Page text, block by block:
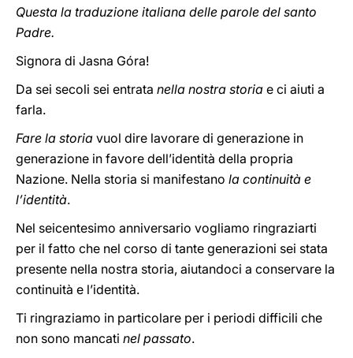
Questa la traduzione italiana delle parole del santo
Padre.
Signora di Jasna Góra!
Da sei secoli sei entrata nella nostra storia e ci aiuti a
farla.
Fare la storia vuol dire lavorare di generazione in
generazione in favore dell’identità della propria
Nazione. Nella storia si manifestano la continuità e
l’identità.
Nel seicentesimo anniversario vogliamo ringraziarti
per il fatto che nel corso di tante generazioni sei stata
presente nella nostra storia, aiutandoci a conservare la
continuità e l’identità.
Ti ringraziamo in particolare per i periodi difficili che
non sono mancati nel passato.